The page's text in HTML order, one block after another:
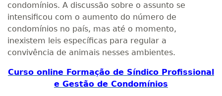
condomínios. A discussão sobre o assunto se
intensificou com o aumento do número de
condomínios no país, mas até o momento,
inexistem leis específicas para regular a
convivência de animais nesses ambientes.
Curso online Formação de Síndico Profissional
e Gestão de Condomínios